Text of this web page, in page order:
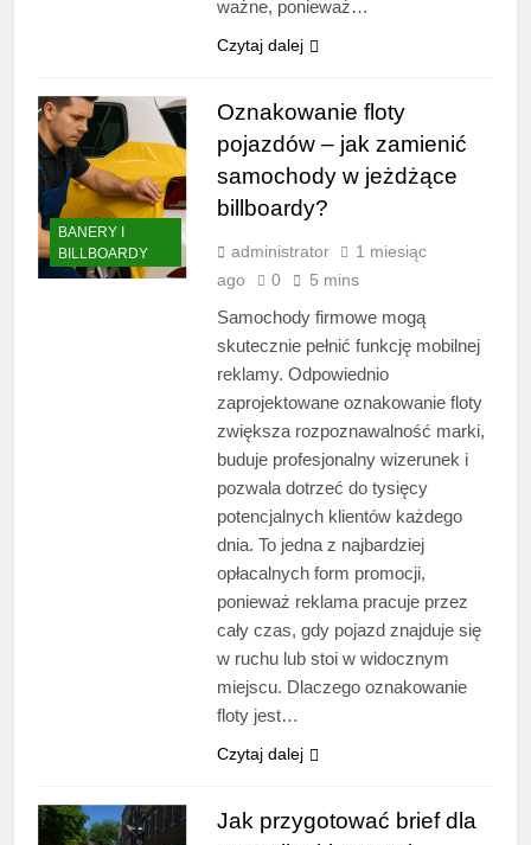
ważne, ponieważ…
Czytaj dalej
BANERY I
BILLBOARDY
Oznakowanie floty
pojazdów – jak zamienić
samochody w jeżdżące
billboardy?
administrator
1 miesiąc
ago
0 5 mins
Samochody firmowe mogą
skutecznie pełnić funkcję mobilnej
reklamy. Odpowiednio
zaprojektowane oznakowanie floty
zwiększa rozpoznawalność marki,
buduje profesjonalny wizerunek i
pozwala dotrzeć do tysięcy
potencjalnych klientów każdego
dnia. To jedna z najbardziej
opłacalnych form promocji,
ponieważ reklama pracuje przez
cały czas, gdy pojazd znajduje się
w ruchu lub stoi w widocznym
miejscu. Dlaczego oznakowanie
floty jest…
Czytaj dalej
Jak przygotować brief dla